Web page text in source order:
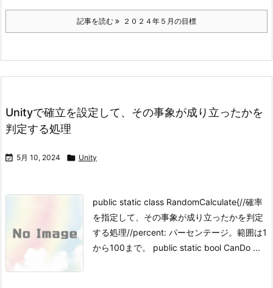
記事を読む ２０２４年５月の目標
Unityで確立を設定して、その事象が成り立ったかを
判定する処理
 5月 10, 2024  Unity
public static class RandomCalculate{//確率
を指定して、その事象が成り立ったかを判定
する処理//percent: パーセンテージ。範囲は1
から100まで。 public static bool CanDo ...